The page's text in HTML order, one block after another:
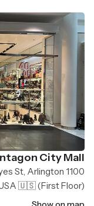
City Mall
1100 S Hayes St, Arlington
🇺🇸(First Floor)